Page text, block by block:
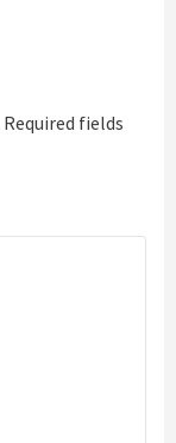
Required fields